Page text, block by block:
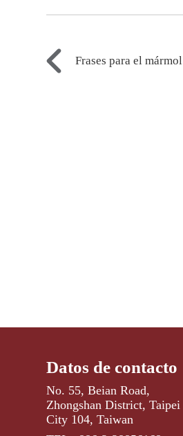
Frases para el mármol
Datos de contacto
No. 55, Beian Road,
Zhongshan District, Taipei
City 104, Taiwan